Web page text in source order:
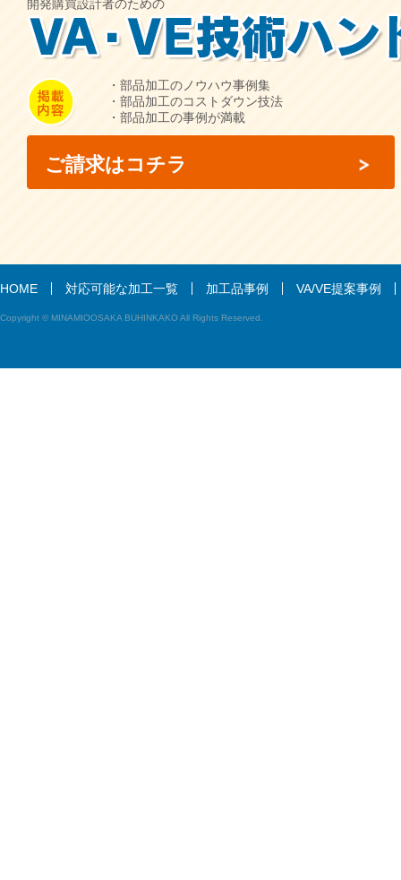
開発購買設計者のための
・部品加工のノウハウ事例集
・部品加工のコストダウン技法
・部品加工の事例が満載
ご請求はコチラ
HOME 対応可能な加工一覧 加工品事例 VA/VE提案事例
Copyright © MINAMIOOSAKA BUHINKAKO All Rights Reserved.